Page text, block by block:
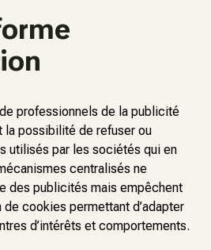
professionnels de la publicité
la possibilité de refuser ou
utilisés par les sociétés qui en
centralisés ne
des publicités mais empêchent
de cookies permettant d’adapter
d’intérêts et comportements.